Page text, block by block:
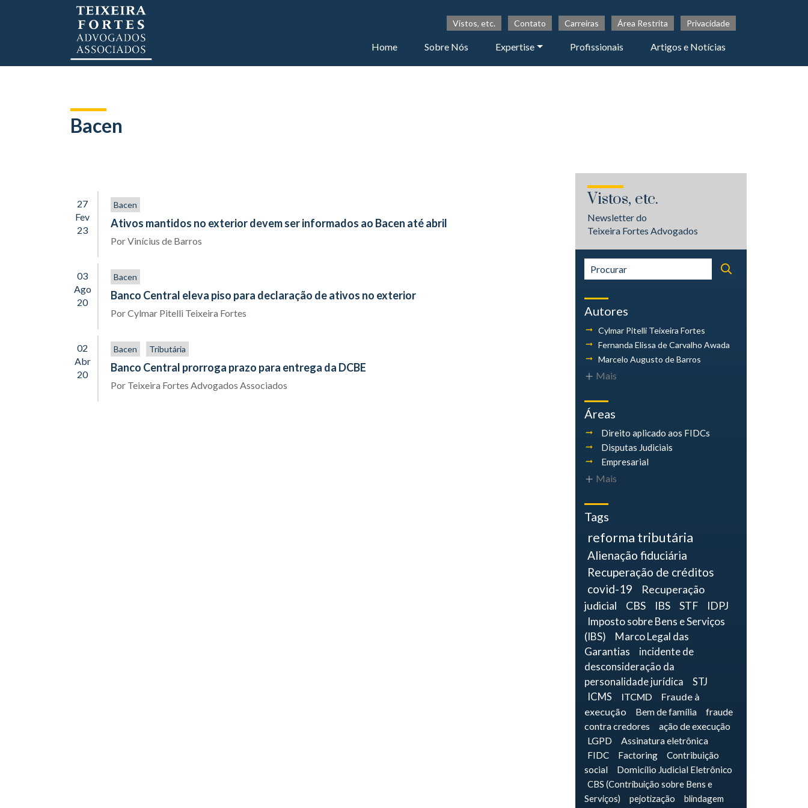
Vistos, etc. Contato Carreiras Área Restrita Privacidade
Home Sobre Nós Expertise Profissionais Artigos e Notícias
Bacen
27
Fev
23
Bacen
Ativos mantidos no exterior devem ser informados ao Bacen até abril
PorVinícius de Barros
03
Ago
20
Bacen
Banco Central eleva piso para declaração de ativos no exterior
PorCylmar Pitelli Teixeira Fortes
02
Abr
20
Bacen Tributária
Banco Central prorroga prazo para entrega da DCBE
Por Teixeira Fortes Advogados Associados
Vistos, etc.
Newsletter do
Teixeira Fortes Advogados
Autores
Cylmar Pitelli Teixeira Fortes
Fernanda Elissa de Carvalho Awada
Marcelo Augusto de Barros
Mais
Áreas
Direito aplicado aos FIDCs
Disputas Judiciais
Empresarial
Mais
Tags
reforma tributária
Alienação fiduciária
Recuperação de créditos
covid-19
Recuperação
judicial
CBS IBS STF
IDPJ
Imposto sobre Bens e Serviços
(IBS)
Marco Legal das
Garantias
incidente de
desconsideração da
personalidade jurídica
STJ
ICMS
ITCMD
Fraude à
execução
Bem de família
fraude
contra credores
ação de execução
LGPD
Assinatura eletrônica
FIDC Factoring
Contribuição
social
Domicílio Judicial Eletrônico
CBS (Contribuição sobre Bens e
Serviços)
pejotização
blindagem